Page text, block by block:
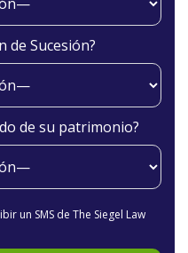
de Sucesión?
de su patrimonio?
un SMS de The Siegel Law